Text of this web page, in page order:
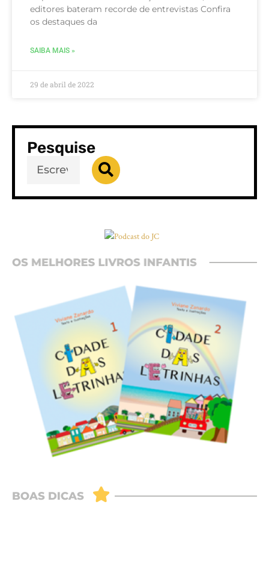
editores bateram recorde de entrevistas Confira
os destaques da
SAIBA MAIS »
29 de abril de 2022
Pesquise